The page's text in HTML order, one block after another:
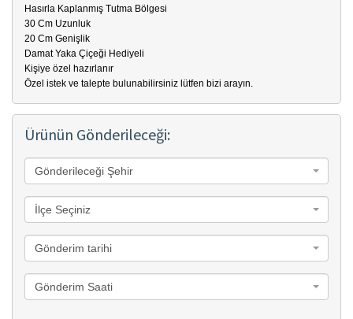
Hasırla Kaplanmış Tutma Bölgesi
30 Cm Uzunluk
20 Cm Genişlik
Damat Yaka Çiçeği Hediyeli
Kişiye özel hazırlanır
Özel istek ve talepte bulunabilirsiniz lütfen bizi arayın.
Ürünün Gönderileceği:
Gönderileceği Şehir
İlçe Seçiniz
Gönderim tarihi
Gönderim Saati